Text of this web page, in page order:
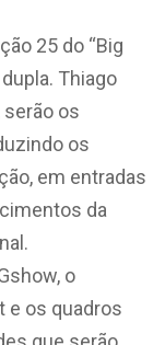
25 do “Big
Thiago
serão os
os
em entradas
da
o
e os quadros